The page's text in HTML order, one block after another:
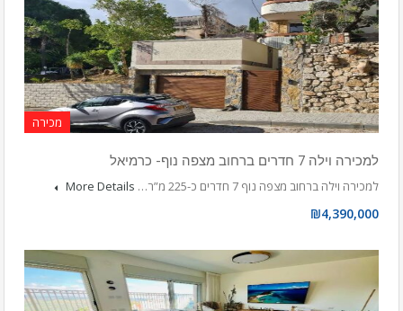
מכירה
למכירה וילה 7 חדרים ברחוב מצפה נוף- כרמיאל
למכירה וילה ברחוב מצפה נוף 7 חדרים כ-225 מ”ר…
More Details
₪4,390,000